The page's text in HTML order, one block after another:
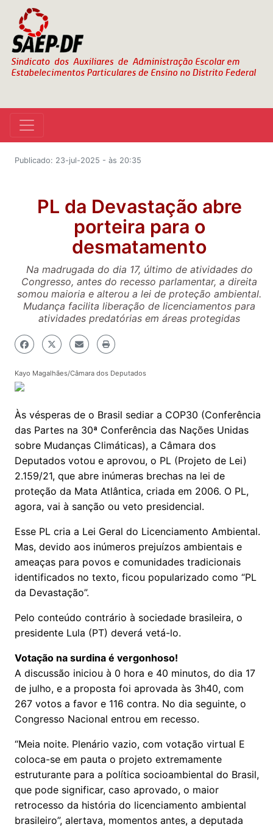
Publicado: 23-jul-2025 - às 20:35
PL da Devastação abre
porteira para o
desmatamento
Na madrugada do dia 17, último de atividades do
Congresso, antes do recesso parlamentar, a direita
somou maioria e alterou a lei de proteção ambiental.
Mudança facilita liberação de licenciamentos para
atividades predatórias em áreas protegidas
Kayo Magalhães/Câmara dos Deputados
Às vésperas de o Brasil sediar a COP30 (Conferência
das Partes na 30ª Conferência das Nações Unidas
sobre Mudanças Climáticas), a Câmara dos
Deputados votou e aprovou, o PL (Projeto de Lei)
2.159/21, que abre inúmeras brechas na lei de
proteção da Mata Atlântica, criada em 2006. O PL,
agora, vai à sanção ou veto presidencial.
Esse PL cria a Lei Geral do Licenciamento Ambiental.
Mas, devido aos inúmeros prejuízos ambientais e
ameaças para povos e comunidades tradicionais
identificados no texto, ficou popularizado como “PL
da Devastação”.
Pelo conteúdo contrário à sociedade brasileira, o
presidente Lula (PT) deverá vetá-lo.
Votação na surdina é vergonhoso!
A discussão iniciou à 0 hora e 40 minutos, do dia 17
de julho, e a proposta foi aprovada às 3h40, com
267 votos a favor e 116 contra. No dia seguinte, o
Congresso Nacional entrou em recesso.
“Meia noite. Plenário vazio, com votação virtual E
coloca-se em pauta o projeto extremamente
estruturante para a política socioambiental do Brasil,
que pode significar, caso aprovado, o maior
retrocesso da história do licenciamento ambiental
brasileiro”, alertava, momentos antes, a deputada